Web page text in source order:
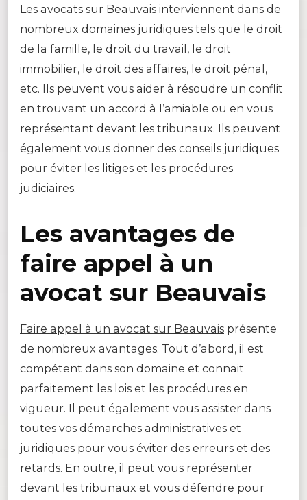
Les avocats sur Beauvais interviennent dans de
nombreux domaines juridiques tels que le droit
de la famille, le droit du travail, le droit
immobilier, le droit des affaires, le droit pénal,
etc. Ils peuvent vous aider à résoudre un conflit
en trouvant un accord à l’amiable ou en vous
représentant devant les tribunaux. Ils peuvent
également vous donner des conseils juridiques
pour éviter les litiges et les procédures
judiciaires.
Les avantages de
faire appel à un
avocat sur Beauvais
Faire appel à un avocat sur Beauvais présente
de nombreux avantages. Tout d’abord, il est
compétent dans son domaine et connait
parfaitement les lois et les procédures en
vigueur. Il peut également vous assister dans
toutes vos démarches administratives et
juridiques pour vous éviter des erreurs et des
retards. En outre, il peut vous représenter
devant les tribunaux et vous défendre pour